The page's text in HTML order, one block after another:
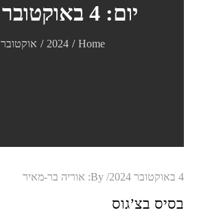
יום: 4 באוקטובר 2024
Home
2024 אוקטובר
Posted
4 באוקטובר 2024 By: אוריה בר-מאיר
בסיס בצ’גוס